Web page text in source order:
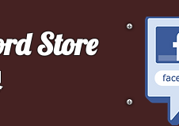
Store